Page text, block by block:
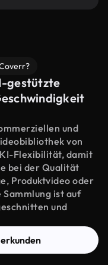
gestützte
und
von
Flexibilität, damit
bei der Qualität
Produktvideo oder
ist auf
und